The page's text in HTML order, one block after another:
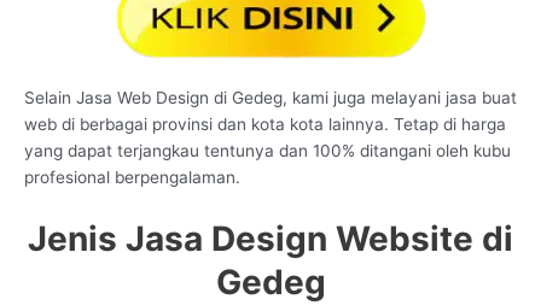
Selain Jasa Web Design di Gedeg, kami juga melayani jasa buat
web di berbagai provinsi dan kota kota lainnya. Tetap di harga
yang dapat terjangkau tentunya dan 100% ditangani oleh kubu
profesional berpengalaman.
Jenis Jasa Design Website di
Gedeg